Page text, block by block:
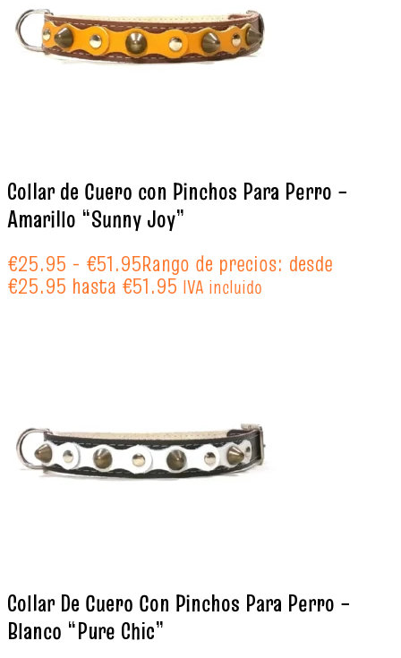
Collar de Cuero con Pinchos Para Perro –
Amarillo “Sunny Joy”
€25.95 - €51.95Rango de precios: desde
€25.95 hasta €51.95 IVA incluido
Collar De Cuero Con Pinchos Para Perro –
Blanco “Pure Chic”